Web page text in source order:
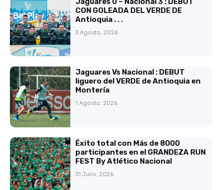
CON GOLEADA DEL VERDE DE
Antioquia . . .
3 Agosto, 2026
Jaguares Vs Nacional : DEBUT
liguero del VERDE de Antioquia en
Montería
1 Agosto, 2026
Éxito total con Más de 8000
participantes en el GRANDEZA RUN
FEST By Atlético Nacional
31 Julio, 2026